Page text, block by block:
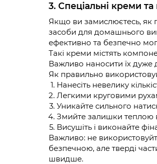
3. Спеціальні креми
Якщо ви замислюєтесь, як
засоби для домашнього
ефективно та безпечно
Такі креми містять
Важливо наносити їх дуже
Як правильно
Нанесіть невелику
Легкими круговими
Уникайте сильного
Змийте залишки теплою
Висушіть і виконайте
Важливо: не
безпечною, але тверді
швидше.